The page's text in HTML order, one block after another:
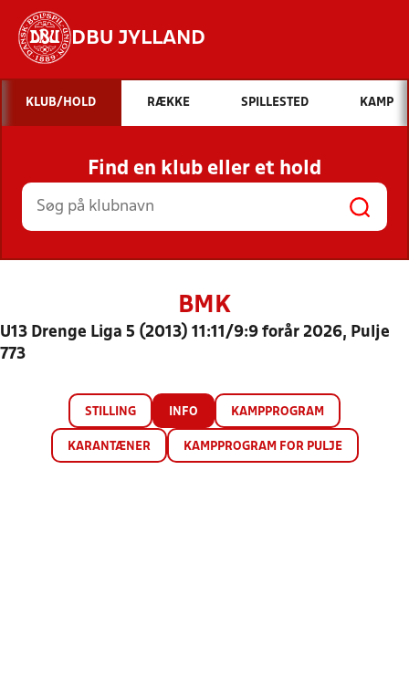
DBU JYLLAND
Hvad vil du søge efter?
INDHOLD OG NYHEDER
STILLINGER, RESULTATER, KLUBBER OG
HOLD
KLUB/HOLD RÆKKE SPILLESTED KAMP
Find en klub eller et hold
BMK
U13 Drenge Liga 5 (2013) 11:11/9:9 forår 2026, Pulje
773
STILLING INFO KAMPPROGRAM
KARANTÆNER KAMPPROGRAM FOR PULJE